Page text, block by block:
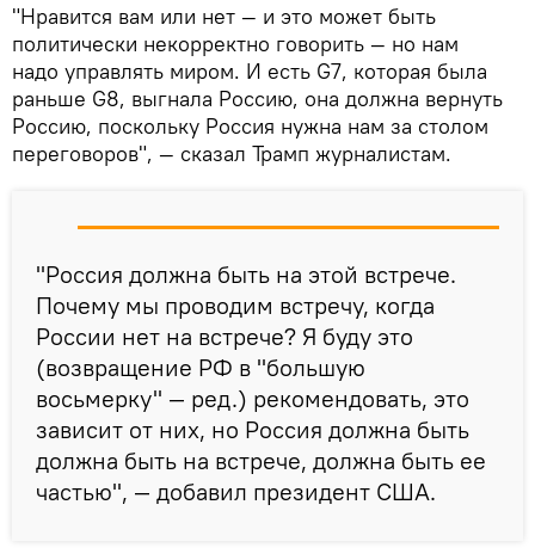
"Нравится вам или нет — и это может быть
политически некорректно говорить — но нам
надо управлять миром. И есть G7, которая была
раньше G8, выгнала Россию, она должна вернуть
Россию, поскольку Россия нужна нам за столом
переговоров", — сказал Трамп журналистам.
"Россия должна быть на этой встрече.
Почему мы проводим встречу, когда
России нет на встрече? Я буду это
(возвращение РФ в "большую
восьмерку" — ред.) рекомендовать, это
зависит от них, но Россия должна быть
должна быть на встрече, должна быть ее
частью", — добавил президент США.